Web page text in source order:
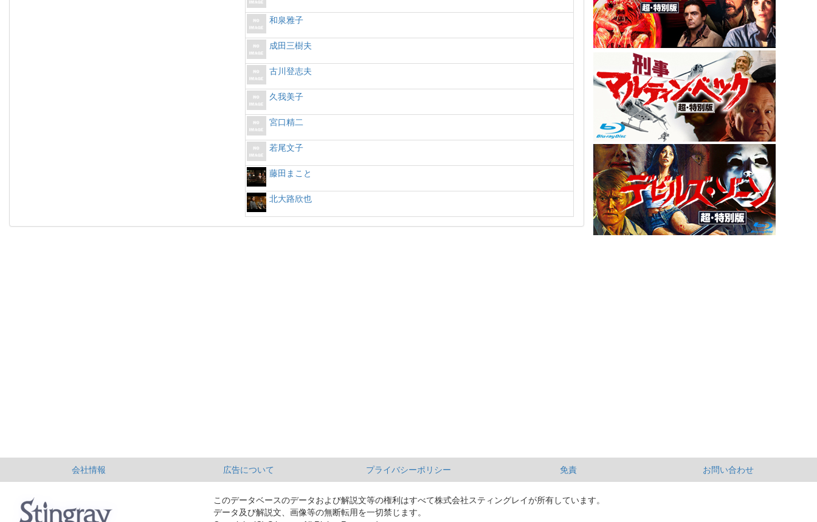
和泉雅子
成田三樹夫
古川登志夫
久我美子
宮口精二
若尾文子
藤田まこと
北大路欣也
会社情報 広告について プライバシーポリシー 免責 お問い合わせ
このデータベースのデータおよび解説文等の権利はすべて株式会社スティングレイが所有しています。
データ及び解説文、画像等の無断転用を一切禁じます。